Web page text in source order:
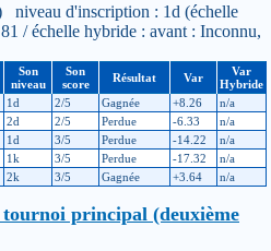
niveau d'inscription : 1d (échelle
/ échelle hybride : avant : Inconnu,
Son
niveau
Son
score
Résultat Var
Var
Hybride
1d 2/5 Gagnée +8.26
n/a
2d 2/5 Perdue -6.33
n/a
1d 3/5 Perdue -14.22
n/a
1k 3/5 Perdue -17.32
n/a
2k 3/5 Gagnée +3.64 n/a
tournoi principal (deuxième